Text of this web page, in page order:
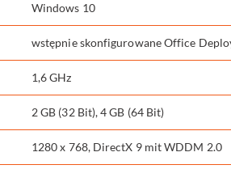
Windows 10
wstępnie skonfigurowane Office
1,6 GHz
2 GB (32 Bit), 4 GB (64 Bit)
1280 x 768, DirectX 9 mit WDDM 2.0